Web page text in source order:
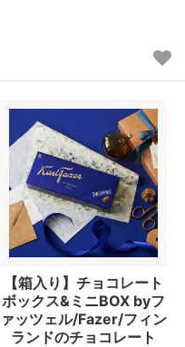
【箱入り】チョコレート
ボックス&ミニBOX byフ
ァッツェル/Fazer/フィン
ランドのチョコレート